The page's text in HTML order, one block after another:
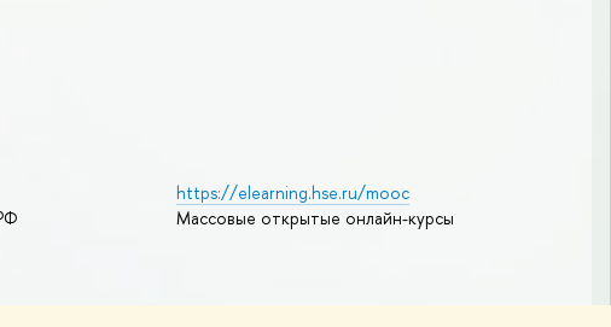
https://elearning.hse.ru/mooc
Массовые открытые онлайн-курсы